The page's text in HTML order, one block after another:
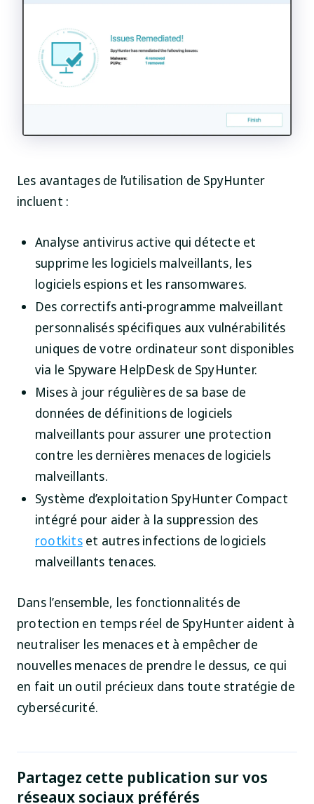
Les avantages de l’utilisation de SpyHunter
incluent :
Analyse antivirus active qui détecte et
supprime les logiciels malveillants, les
logiciels espions et les ransomwares.
Des correctifs anti-programme malveillant
personnalisés spécifiques aux vulnérabilités
uniques de votre ordinateur sont disponibles
via le Spyware HelpDesk de SpyHunter.
Mises à jour régulières de sa base de
données de définitions de logiciels
malveillants pour assurer une protection
contre les dernières menaces de logiciels
malveillants.
Système d’exploitation SpyHunter Compact
intégré pour aider à la suppression des
rootkitset autres infections de logiciels
malveillants tenaces.
Dans l’ensemble, les fonctionnalités de
protection en temps réel de SpyHunter aident à
neutraliser les menaces et à empêcher de
nouvelles menaces de prendre le dessus, ce qui
en fait un outil précieux dans toute stratégie de
cybersécurité.
Partagez cette publication sur vos
réseaux sociaux préférés